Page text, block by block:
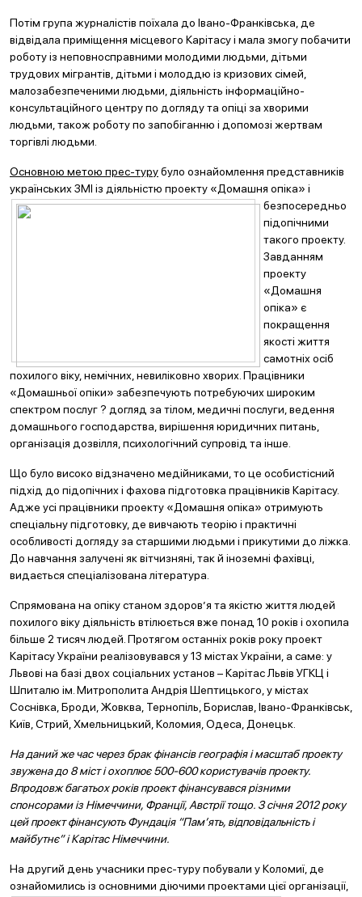
Потім група журналістів поїхала до Івано-Франківська, де
відвідала приміщення місцевого Карітасу і мала змогу побачити
роботу із неповносправними молодими людьми, дітьми
трудових мігрантів, дітьми і молоддю із кризових сімей,
малозабезпеченими людьми, діяльність інформаційно-
консультаційного центру по догляду та опіці за хворими
людьми, також роботу по запобіганню і допомозі жертвам
торгівлі людьми.
Основною метою прес-турубуло ознайомлення представників
українських ЗМІ із діяльністю проекту «Домашня опіка» і
безпосередньо
підопічними
такого проекту.
Завданням
проекту
«Домашня
опіка» є
покращення
якості життя
самотніх осіб
похилого віку, немічних, невиліковно хворих. Працівники
«Домашньої опіки» забезпечують потребуючих широким
спектром послуг ? догляд за тілом, медичні послуги, ведення
домашнього господарства, вирішення юридичних питань,
організація дозвілля, психологічний супровід та інше.
Що було високо відзначено медійниками, то це особистісний
підхід до підопічних і фахова підготовка працівників Карітасу.
Адже усі працівники проекту «Домашня опіка» отримують
спеціальну підготовку, де вивчають теорію і практичні
особливості догляду за старшими людьми і прикутими до ліжка.
До навчання залучені як вітчизняні, так й іноземні фахівці,
видається спеціалізована література.
Спрямована на опіку станом здоров’я та якістю життя людей
похилого віку діяльність втілюється вже понад 10 років і охопила
більше 2 тисяч людей. Протягом останніх років року проект
Карітасу України реалізовувався у 13 містах України, а саме: у
Львові на базі двох соціальних установ – Карітас Львів УГКЦ і
Шпиталю ім. Митрополита Андрія Шептицького, у містах
Соснівка, Броди, Жовква, Тернопіль, Борислав, Івано-Франківськ,
Київ, Стрий, Хмельницький, Коломия, Одеса, Донецьк.
На даний же час через брак фінансів географія і масштаб проекту
звужена до 8 міст і охоплює 500-600 користувачів проекту.
Впродовж багатьох років проект фінансувався різними
спонсорами із Німеччини, Франції, Австрії тощо. З січня 2012 року
цей проект фінансують Фундація “Пам’ять, відповідальність і
майбутнє” і Карітас Німеччини.
На другий день учасники прес-туру побували у Коломиї, де
ознайомились із основними діючими проектами цієї організації,